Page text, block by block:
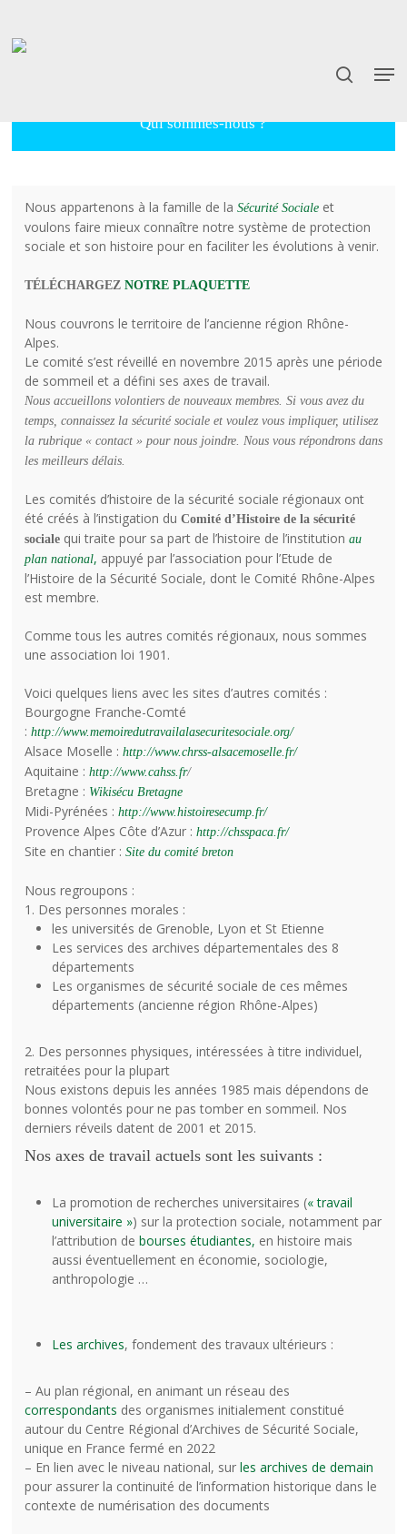
main
Qui sommes-nous ?
Nous appartenons à la famille de la Sécurité Socialeet
voulons faire mieux connaître notre système de protection
sociale et son histoire pour en faciliter les évolutions à venir.
TÉLÉCHARGEZ NOTRE PLAQUETTE
Nous couvrons le territoire de l’ancienne région Rhône-
Alpes.
Le comité s’est réveillé en novembre 2015 après une période
de sommeil et a défini ses axes de travail.
Nous accueillons volontiers de nouveaux membres. Si vous avez du
temps, connaissez la sécurité sociale et voulez vous impliquer, utilisez
la rubrique « contact » pour nous joindre. Nous vous répondrons dans
les meilleurs délais.
Les comités d’histoire de la sécurité sociale régionaux ont
été créés à l’instigation du Comité d’Histoire de la sécurité
socialequi traite pour sa part de l’histoire de l’institution au
plan national, appuyé par l’association pour l’Etude de
l’Histoire de la Sécurité Sociale, dont le Comité Rhône-Alpes
est membre.
Comme tous les autres comités régionaux, nous sommes
une association loi 1901.
Voici quelques liens avec les sites d’autres comités :
Bourgogne Franche-Comté
: http://www.memoiredutravailalasecuritesociale.org/
Alsace Moselle : http://www.chrss-alsacemoselle.fr/
Aquitaine : http://www.cahss.fr/
Bretagne : Wikisécu Bretagne
Midi-Pyrénées : http://www.histoiresecump.fr/
Provence Alpes Côte d’Azur : http://chsspaca.fr/
Site en chantier : Site du comité breton
Nous regroupons :
1. Des personnes morales :
les universités de Grenoble, Lyon et St Etienne
Les services des archives départementales des 8
départements
Les organismes de sécurité sociale de ces mêmes
départements (ancienne région Rhône-Alpes)
​2. Des personnes physiques, intéressées à titre individuel,
retraitées pour la plupart
Nous existons depuis les années 1985 mais dépendons de
bonnes volontés pour ne pas tomber en sommeil. Nos
derniers réveils datent de 2001 et 2015.
Nos axes de travail actuels sont les suivants :
La promotion de recherches universitaires (« travail
universitaire ») sur la protection sociale, notamment par
l’attribution de bourses étudiantes, en histoire mais
aussi éventuellement en économie, sociologie,
anthropologie …
Les archives, fondement des travaux ultérieurs :
– Au plan régional, en animant un réseau des
correspondants des organismes initialement constitué
autour du Centre Régional d’Archives de Sécurité Sociale,
unique en France fermé en 2022
– En lien avec le niveau national, sur les archives de demain
pour assurer la continuité de l’information historique dans le
contexte de numérisation des documents